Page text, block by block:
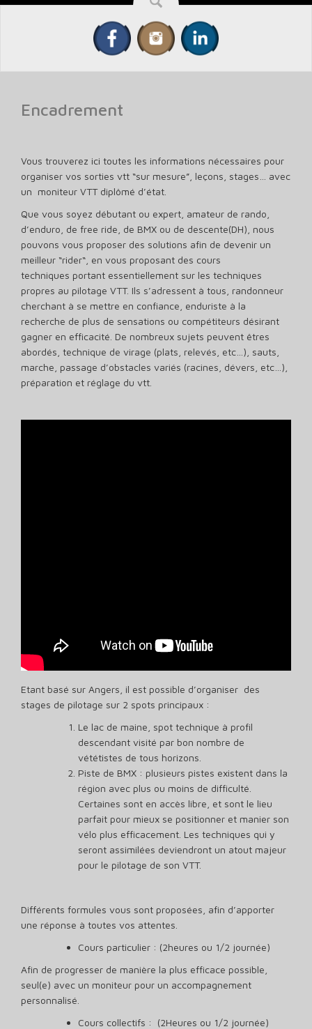
Encadrement
Vous trouverez ici toutes les informations nécessaires pour
organiser vos sorties vtt “sur mesure”, leçons, stages… avec
un moniteur VTT diplômé d’état.
Que vous soyez débutant ou expert, amateur de rando,
d’enduro, de free ride, de BMX ou de descente(DH), nous
pouvons vous proposer des solutions afin de devenir un
meilleur “rider“, en vous proposant des cours
techniques portant essentiellement sur les techniques
propres au pilotage VTT. Ils s’adressent à tous, randonneur
cherchant à se mettre en confiance, enduriste à la
recherche de plus de sensations ou compétiteurs désirant
gagner en efficacité. De nombreux sujets peuvent êtres
abordés, technique de virage (plats, relevés, etc…), sauts,
marche, passage d’obstacles variés (racines, dévers, etc…),
préparation et réglage du vtt.
Etant basé sur Angers, il est possible d’organiser des
stages de pilotage sur 2 spots principaux :
Le lac de maine, spot technique à profil
descendant visité par bon nombre de
vététistes de tous horizons.
Piste de BMX : plusieurs pistes existent dans la
région avec plus ou moins de difficulté.
Certaines sont en accès libre, et sont le lieu
parfait pour mieux se positionner et manier son
vélo plus efficacement. Les techniques qui y
seront assimilées deviendront un atout majeur
pour le pilotage de son VTT.
Différents formules vous sont proposées, afin d’apporter
une réponse à toutes vos attentes.
Cours particulier : (2heures ou 1/2 journée)
Afin de progresser de manière la plus efficace possible,
seul(e) avec un moniteur pour un accompagnement
personnalisé.
Cours collectifs : (2Heures ou 1/2 journée)